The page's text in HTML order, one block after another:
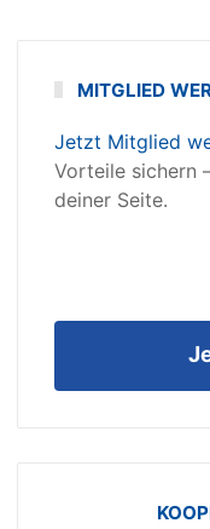
MITGLIED
Jetzt Mitglied
Vorteile sichern
deiner Seite.